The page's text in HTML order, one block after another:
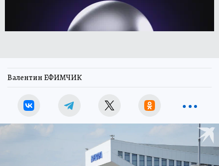
Валентин ЕФИМЧИК